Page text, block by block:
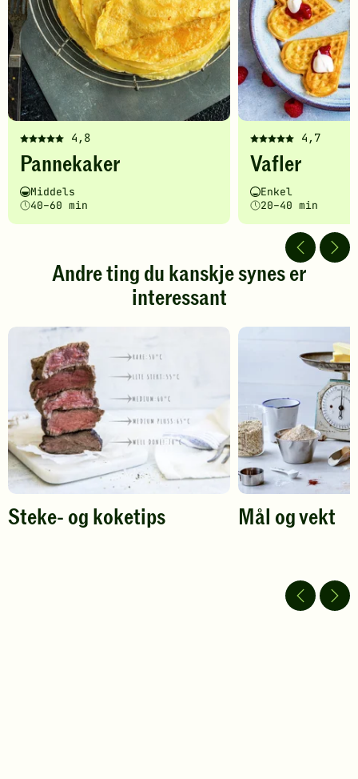
4,8
Denne
oppskriften
fått
5
av
stjerner.
gi
vurdering.
Pannekaker
Vanskelighetsgrad
Middels
Tilberedningstid
40–60 min
4,7
Denne
oppskriften
fått
5
av
stjerner.
Klikk
gi
vurdering.
Vafler
Vanskelighetsgrad
Enkel
Tilberedningstid
20–40 min
Andre ting du kanskje synes er
interessant
Steke- og koketips Mål og vekt